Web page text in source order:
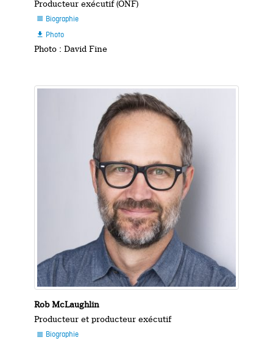
Producteur exécutif (ONF)
 Biographie
 Photo
Photo : David Fine
Rob McLaughlin
Producteur et producteur exécutif
 Biographie